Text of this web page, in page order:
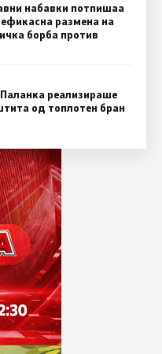
набавки потпишаа
размена на
борба против
реализираше
од топлотен бран